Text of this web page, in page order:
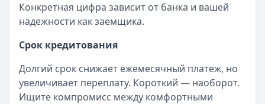
Конкретная цифра зависит от банка и вашей
надежности как заемщика.
Срок кредитования
Долгий срок снижает ежемесячный платеж, но
увеличивает переплату. Короткий — наоборот.
Ищите компромисс между комфортными